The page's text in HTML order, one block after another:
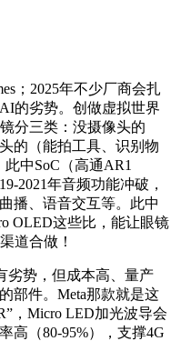
；2025年不少厂商会扎
的劣势。创做虚拟世界
分三类：没摄像头的
的（能拍工具、识别物
中SoC（高通AR1
2021年音频功能冲破，
播、语音交互等。此中
OLED这些比，能让眼镜
道合做！
势，但成本高、量产
部件。Meta那款就是这
，Micro LED加光波导会
高（80-95%），支撑4G